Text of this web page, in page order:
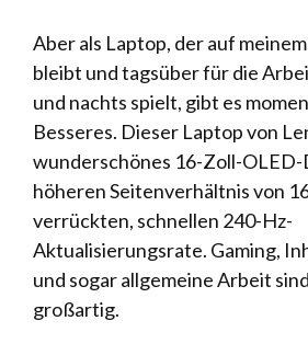
Aber als Laptop, der auf
bleibt und tagsüber für die
und nachts spielt, gibt es
Besseres. Dieser Laptop von
wunderschönes 16-Zoll-OLED-
höheren Seitenverhältnis von
verrückten, schnellen 240-Hz-
Aktualisierungsrate. Gaming,
und sogar allgemeine Arbeit
großartig.